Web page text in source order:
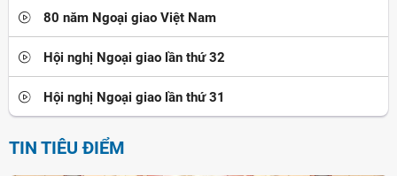
80 năm Ngoại giao Việt Nam
Hội nghị Ngoại giao lần thứ 32
Hội nghị Ngoại giao lần thứ 31
TIN TIÊU ĐIỂM